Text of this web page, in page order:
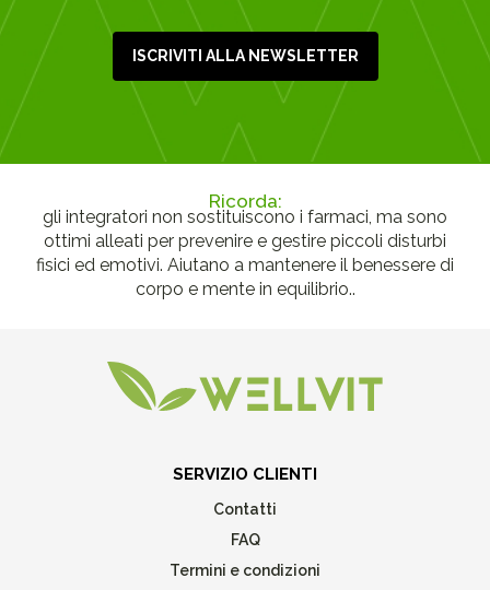
ISCRIVITI ALLA NEWSLETTER
Ricorda:
gli integratori non sostituiscono i farmaci, ma sono
ottimi alleati per prevenire e gestire piccoli disturbi
fisici ed emotivi. Aiutano a mantenere il benessere di
corpo e mente in equilibrio..
SERVIZIO CLIENTI
Contatti
FAQ
Termini e condizioni